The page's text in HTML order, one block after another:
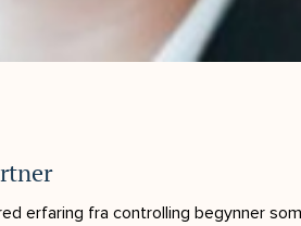
og mangfoldig bakgrunn fra CFO- og
og industri. Han kommer til NIS fra
prosesser. Tidligere har han
selskaper som Sweco, EY, Rejlers og Bane NOR b